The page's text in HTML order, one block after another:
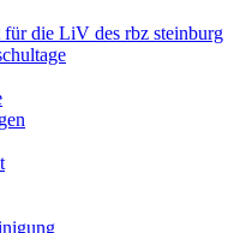
die LiV des rbz steinburg